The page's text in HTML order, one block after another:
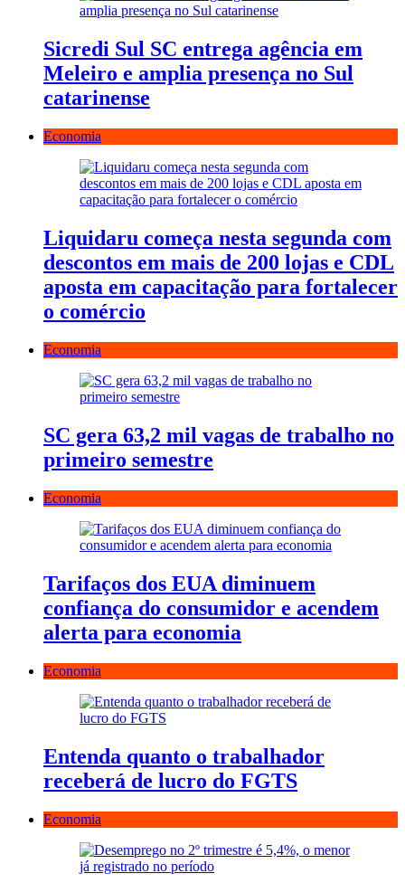
Sicredi Sul SC entrega agência em
Meleiro e amplia presença no Sul
catarinense
Economia
Liquidaru começa nesta segunda com
descontos em mais de 200 lojas e CDL
aposta em capacitação para fortalecer
o comércio
Economia
SC gera 63,2 mil vagas de trabalho no
primeiro semestre
Economia
Tarifaços dos EUA diminuem
confiança do consumidor e acendem
alerta para economia
Economia
Entenda quanto o trabalhador
receberá de lucro do FGTS
Economia